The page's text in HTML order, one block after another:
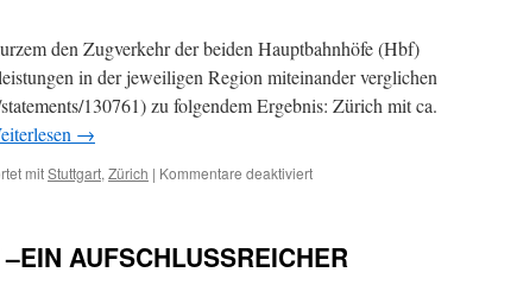
den Zugverkehr der beiden Hauptbahnhöfe (Hbf)
in der jeweiligen Region miteinander verglichen
130761) zu folgendem Ergebnis: Zürich mit ca.
→
mitStuttgart, Zürich | Kommentare deaktiviertfür
Zürich
AUFSCHLUSSREICHER